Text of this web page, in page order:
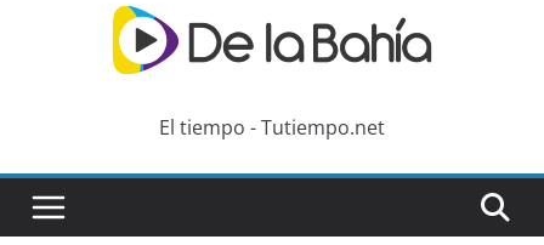
El tiempo - Tutiempo.net